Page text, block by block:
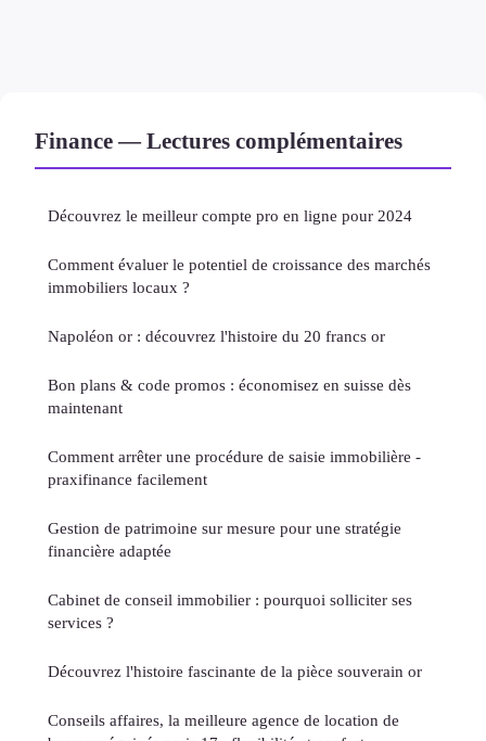
Finance — Lectures complémentaires
Découvrez le meilleur compte pro en ligne pour 2024
Comment évaluer le potentiel de croissance des marchés
immobiliers locaux ?
Napoléon or : découvrez l'histoire du 20 francs or
Bon plans & code promos : économisez en suisse dès
maintenant
Comment arrêter une procédure de saisie immobilière -
praxifinance facilement
Gestion de patrimoine sur mesure pour une stratégie
financière adaptée
Cabinet de conseil immobilier : pourquoi solliciter ses
services ?
Découvrez l'histoire fascinante de la pièce souverain or
Conseils affaires, la meilleure agence de location de